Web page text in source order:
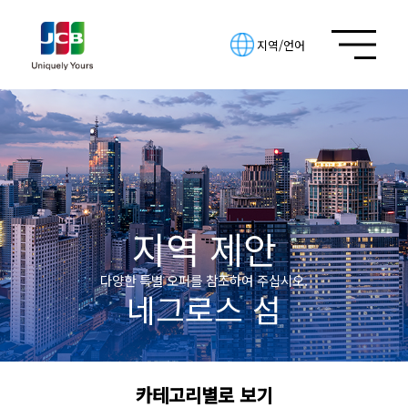
지역/언어
지역 제안
다양한 특별 오퍼를 참조하여 주십시오.
네그로스 섬
카테고리별로 보기